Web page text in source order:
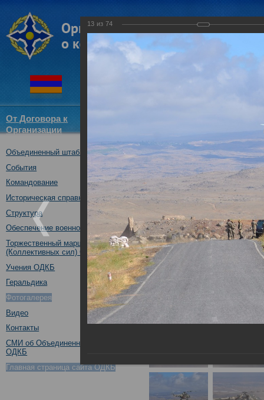
От Договора к
Организации
Объединенный штаб ОДКБ
События
Командование
Историческая справка
Структура
Обеспечение военной безопасности
Торжественный марш Войск
(Коллективных сил) ОДКБ
Учения ОДКБ
Геральдика
Фотогалерея
Видео
Контакты
СМИ об Объединенном штабе
ОДКБ
Главная страница сайта ОДКБ
Тактико-специальное учение
05.10.2017
13 из 74